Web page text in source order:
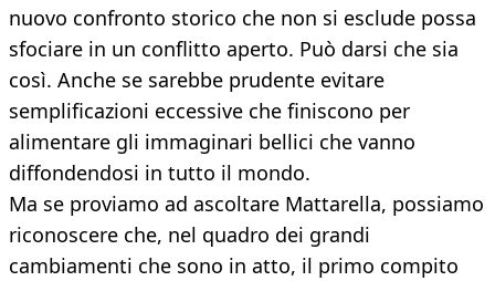
nuovo confronto storico che non si esclude possa
sfociare in un conflitto aperto. Può darsi che sia
così. Anche se sarebbe prudente evitare
semplificazioni eccessive che finiscono per
alimentare gli immaginari bellici che vanno
diffondendosi in tutto il mondo.
Ma se proviamo ad ascoltare Mattarella, possiamo
riconoscere che, nel quadro dei grandi
cambiamenti che sono in atto, il primo compito